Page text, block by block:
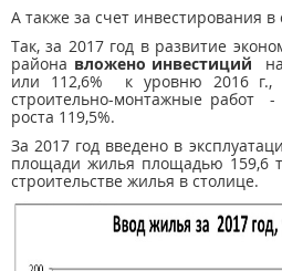
А также за счет инвестирования в
Так, за 2017 год в развитие
района вложено инвестиций
или 112,6% к уровню 2016 г.,
строительно-монтажные работ
роста 119,5%.
За 2017 год введено в
площади жилья площадью 159,6
строительстве жилья в столице.